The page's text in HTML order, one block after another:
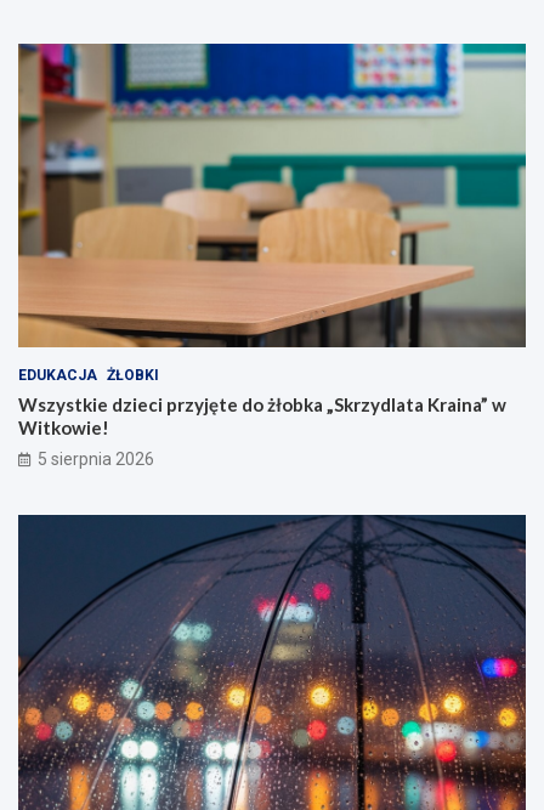
EDUKACJA ŻŁOBKI
Wszystkie dzieci przyjęte do żłobka „Skrzydlata Kraina” w
Witkowie!
5 sierpnia 2026